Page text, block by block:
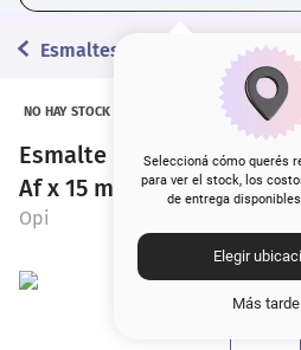
Seleccioná cómo querés
para ver el stock, los
de entrega
Elegir
Más tarde
Esmaltes
NO HAY STOCK
Esmalte para Uñas Opi
Af x 15 ml
Opi
3.
5. corrector